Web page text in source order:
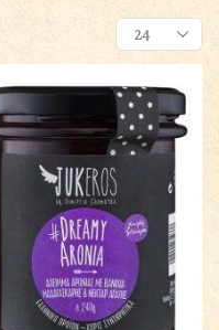
Products
per